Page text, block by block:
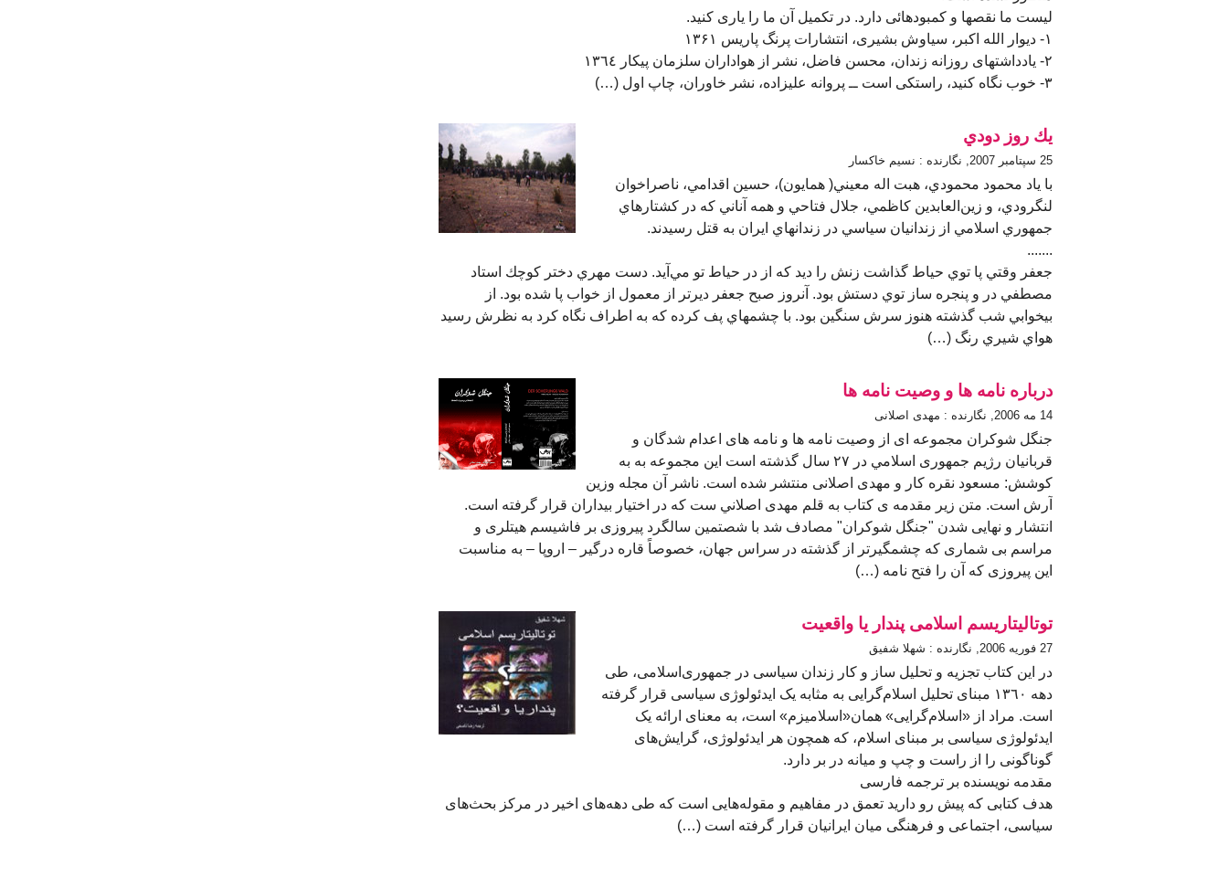
لیست ما نقصها و کمبودهائی دارد. در تکمیل آن ما را یاری کنید.
۱- ديوار الله اکبر، سياوش بشيری، انتشارات پرنگ پاريس ۱۳۶١
۲- یادداشتهای روزانه زندان، محسن فاضل، نشر از هواداران سلزمان پیکار ١٣٦٤
۳- خوب نگاه کنيد، راستکی است ــ پروانه عليزاده، نشر خاوران، چاپ اول (…)
يك روز دودي
25 سپتامبر 2007, نگارنده : نسيم خاكسار
با ياد محمود محمودي‌، هبت اله معيني( همايون)، حسين اقدامي، ناصراخوان
لنگرودي، و زين‌العابدين كاظمي، جلال فتاحي و همه آناني كه در كشتارهاي
جمهوري اسلامي از زندانيان سياسي در زندانهاي ايران به قتل رسيدند.
.......
جعفر وقتي پا توي حياط گذاشت زنش را ديد كه از در حياط تو مي‌آيد. دست مهري دختر كوچك استاد
مصطفي در و پنجره ساز توي دستش بود. آنروز صبح جعفر ديرتر از معمول از خواب پا شده بود. از
بيخوابي شب گذشته هنوز سرش سنگين بود. با چشمهاي پف كرده كه به اطراف نگاه كرد به نظرش رسيد
هواي شيري رنگ (…)
درباره نامه ها و وصیت نامه ها
14 مه 2006, نگارنده : مهدی اصلانی
جنگل شوکران مجموعه ای از وصيت نامه ها و نامه های اعدام شدگان و
قربانيان رژيم جمهوری اسلامي در ٢٧ سال گذشته است اين مجموعه به به
كوشش: مسعود نقره کار و مهدی اصلانی منتشر شده است. ناشر آن مجله وزين
آرش است. متن زير مقدمه ی کتاب به قلم مهدی اصلاني ست که در اختيار بيداران قرار گرفته است.
انتشار و نهایی شدن "جنگل شوکران" مصادف شد با شصتمین سالگرد پیروزی بر فاشیسم هیتلری و
مراسم بی شماری که چشمگیرتر از گذشته در سراس جهان، خصوصاً قاره درگیر – اروپا – به مناسبت
این پیروزی که آن را فتح نامه (…)
توتالیتاریسم اسلامی پندار یا واقعیت
27 فوريه 2006, نگارنده : شهلا شفیق
در اين کتاب تجزيه و تحليل ساز و کار زندان سياسی در جمهوری‌اسلامی، طی
دهه ١٣٦٠ مبنای تحليل اسلام‌گرايی به مثابه يک ايدئولوژی سياسی قرار گرفته
است. مراد از «اسلام‌گرايی» همان«اسلاميزم» است، به معنای ارائه يک
ايدئولوژی سياسی بر مبنای اسلام، که همچون هر ايدئولوژی، گرايش‌هاى
گوناگونى را از راست و چپ و ميانه در بر دارد.
مقدمه نويسنده بر ترجمه فارسی
هدف کتابی که پيش رو داريد تعمق در مفاهيم و مقوله‌هايی است که طی دهه‌های اخير در مرکز بحث‌های
سياسی، اجتماعی و فرهنگی ميان ايرانيان قرار گرفته است (…)